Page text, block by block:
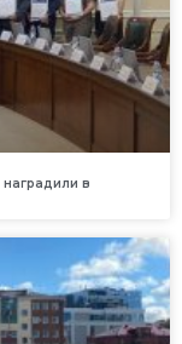
в